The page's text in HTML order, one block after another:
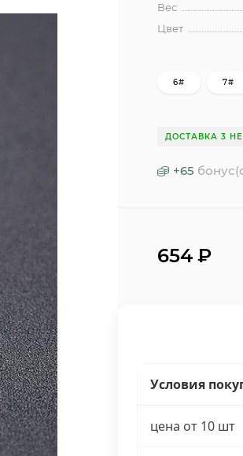
Вес
Цвет
6# 7#
ДОСТАВКА 3
+65
654 ₽
Условия
цена от 10 шт